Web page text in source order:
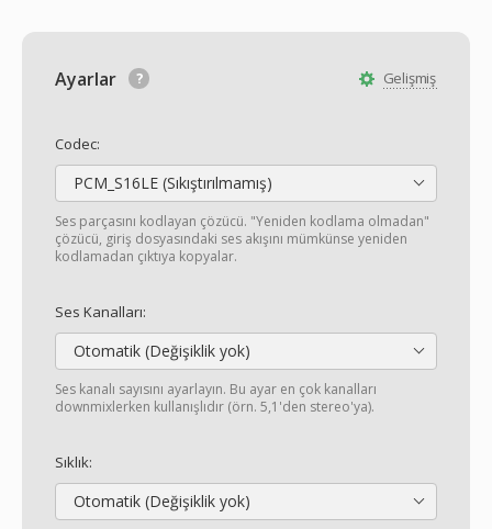
Gelişmiş
Ayarlar
Codec:
PCM_S16LE (Sıkıştırılmamış)
Ses parçasını kodlayan çözücü. "Yeniden kodlama olmadan"
çözücü, giriş dosyasındaki ses akışını mümkünse yeniden
kodlamadan çıktıya kopyalar.
Ses Kanalları:
Otomatik (Değişiklik yok)
Ses kanalı sayısını ayarlayın. Bu ayar en çok kanalları
downmixlerken kullanışlıdır (örn. 5,1'den stereo'ya).
Sıklık:
Otomatik (Değişiklik yok)